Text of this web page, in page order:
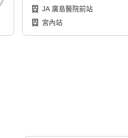
JA 廣島醫院前站
宮內站